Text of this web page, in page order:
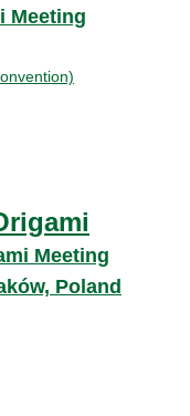
Meeting
Meeting
Poland